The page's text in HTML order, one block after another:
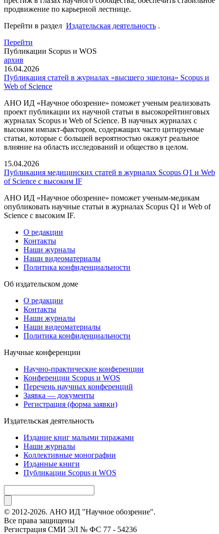
продвижение по карьерной лестнице.
Перейти в раздел Издательская деятельность .
Перейти
Публикации Scopus и WOS
архив
16.04.2026
Публикация статей в журналах «высшего эшелона» Scopus и
Web of Science
АНО ИД «Научное обозрение» поможет ученым реализовать
проект публикации их научной статьи в высокорейтинговых
журналах Scopus и Web of Science. В научных журналах с
высоким импакт-фактором, содержащих часто цитируемые
статьи, которые с большей вероятностью окажут реальное
влияние на область исследований и общество в целом.
15.04.2026
Публикация медицинских статей в журналах Scopus Q1 и Web
of Science с высоким IF
АНО ИД «Научное обозрение» поможет ученым-медикам
опубликовать научные статьи в журналах Scopus Q1 и Web of
Science с высоким IF.
О редакции
Контакты
Наши журналы
Наши видеоматериалы
Политика конфиденциальности
Об издательском доме
О редакции
Контакты
Наши журналы
Наши видеоматериалы
Политика конфиденциальности
Научные конференции
Научно-практические конференции
Конференции Scopus и WOS
Перечень научных конференций
Заявка — документы
Регистрация (форма заявки)
Издательская деятельность
Издание книг малыми тиражами
Наши журналы
Коллективные монографии
Изданные книги
Публикации Scopus и WOS
© 2012-2026. АНО ИД "Научное обозрение".
Все права защищены
Регистрация СМИ ЭЛ № ФС 77 - 54236